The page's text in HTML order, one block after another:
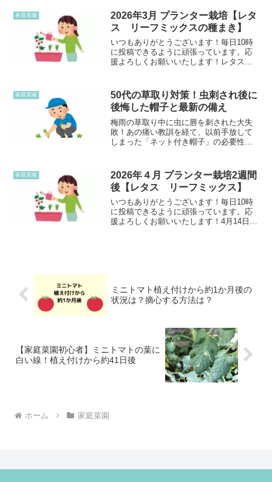
ぎゅうぎゅうに押し込まない方が良いそ
う先日少しだけ草取りした...
家庭菜園
2026年3月 プランター栽培【レタ
ス リーフミックスの種まき】
いつもありがとうございます！毎日10時
に投稿できるように頑張っています。応
援よろしくお願いいたします！レタス
クスの種を3月30日に蒔きました。実はベ
ビーリーフと思...
家庭菜園
50代の草取り対策！虫刺され後に
後悔した帽子と最新の備え
梅雨の草取り中に虫に唇を刺された大失
敗！あの痛い教訓を経て、以前手放して
しまった「ネット付き帽子」の必要性を
っているリベンジ帽子をご紹介します。
家庭菜園
2026年４月 プランター栽培2週間
後【レタス リーフミックス】
いつもありがとうございます！毎日10時
に投稿できるように頑張っています。応
援よろしくお願いいたします！4月14日
ミニトマト植え付けから約1か月後の
状況は？摘心する方法は？
【家庭菜園初心者】ミニトマトの葉に
白い線！植え付けから約41日後
ホーム 家庭菜園